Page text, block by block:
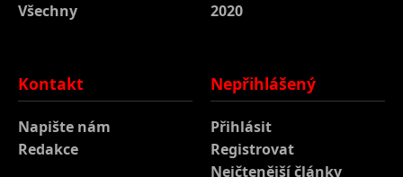
Všechny
2020
Kontakt
Napište nám
Redakce
Nepřihlášený
Přihlásit
Registrovat
Nejčtenější články